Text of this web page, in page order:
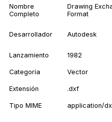
Nombre
Completo
Drawing
Format
Desarrollador Autodesk
Lanzamiento 1982
Categoría Vector
Extensión .dxf
Tipo MIME application/